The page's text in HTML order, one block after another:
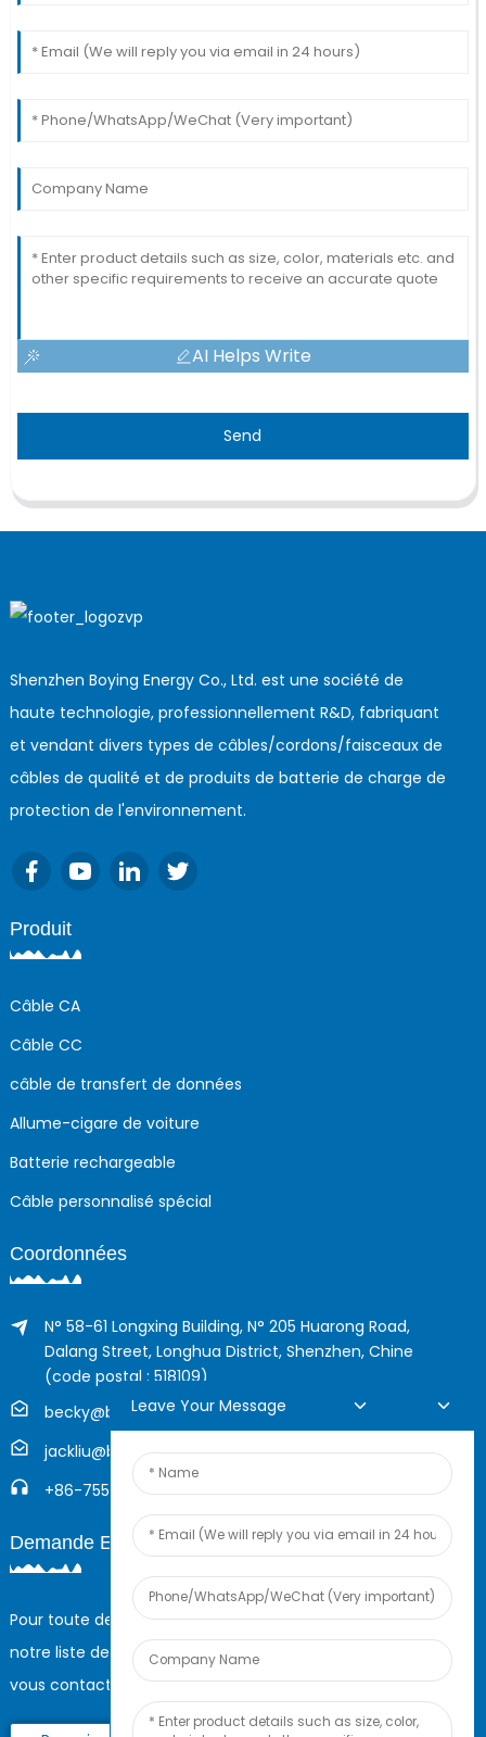
AI Helps Write
Send
Shenzhen Boying Energy Co., Ltd. est une société de
haute technologie, professionnellement R&D, fabriquant
et vendant divers types de câbles/cordons/faisceaux de
câbles de qualité et de produits de batterie de charge de
protection de l'environnement.
Produit
Câble CA
Câble CC
câble de transfert de données
Allume-cigare de voiture
Batterie rechargeable
Câble personnalisé spécial
Coordonnées
N° 58-61 Longxing Building, N° 205 Huarong Road,
Dalang Street, Longhua District, Shenzhen, Chine
(code postal : 518109)
becky@boyingcable.com
jackliu@boyingcable.com
+86-755-21014277
Demande En Ligne
Pour toute demande de renseignements sur nos produits ou
notre liste de prix, veuillez nous laisser votre e-mail et nous
vous contacterons dans les 24 heures.
Leave Your Message